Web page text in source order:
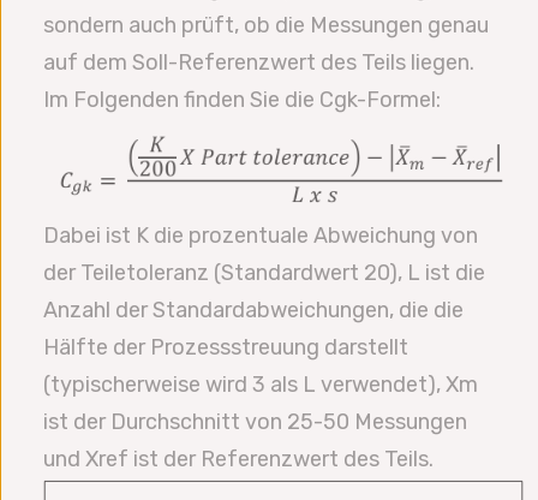
sondern auch prüft, ob die Messungen genau
auf dem Soll-Referenzwert des Teils liegen.
Im Folgenden finden Sie die Cgk-Formel:
Dabei ist K die prozentuale Abweichung von
der Teiletoleranz (Standardwert 20), L ist die
Anzahl der Standardabweichungen, die die
Hälfte der Prozessstreuung darstellt
(typischerweise wird 3 als L verwendet), Xm
ist der Durchschnitt von 25-50 Messungen
und Xref ist der Referenzwert des Teils.